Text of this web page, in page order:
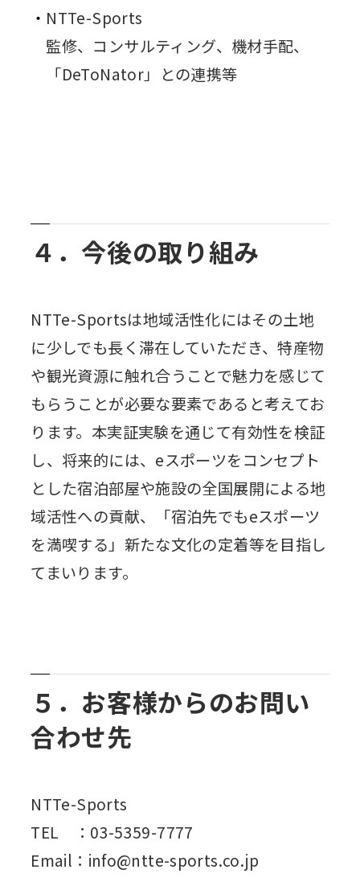
NTTe-Sports
監修、コンサルティング、機材手配、
「DeToNator」との連携等
４．今後の取り組み
NTTe-Sportsは地域活性化にはその土地
に少しでも長く滞在していただき、特産物
や観光資源に触れ合うことで魅力を感じて
もらうことが必要な要素であると考えてお
ります。本実証実験を通じて有効性を検証
し、将来的には、eスポーツをコンセプト
とした宿泊部屋や施設の全国展開による地
域活性への貢献、「宿泊先でもeスポーツ
を満喫する」新たな文化の定着等を目指し
てまいります。
５．お客様からのお問い
合わせ先
NTTe-Sports
TEL ：03-5359-7777
Email：info@ntte-sports.co.jp